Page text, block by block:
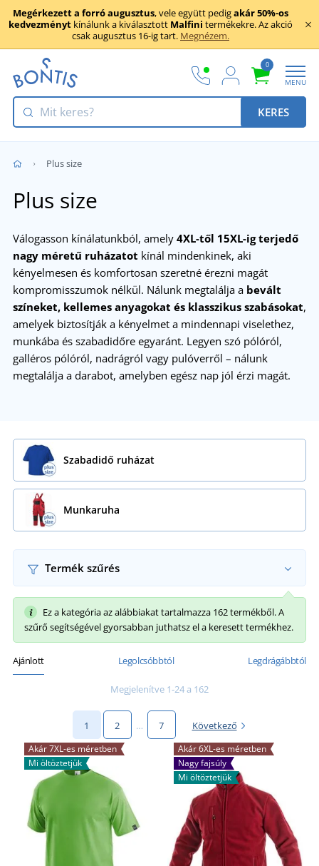
Megérkezett a forró augusztus, vele együtt pedigakár 50%-os
kedvezményt kínálunk a kiválasztott Malfini termékekre. Az akció
csak augusztus 16-ig tart. Megnézem.
0
MENU
KERES
Plus size
Plus size
Válogasson kínálatunkból, amely 4XL-től 15XL-ig terjedő
nagy méretű ruházatot kínál mindenkinek, aki
kényelmesen és komfortosan szeretné érezni magát
kompromisszumok nélkül. Nálunk megtalálja a bevált
színeket, kellemes anyagokat és klasszikus szabásokat,
amelyek biztosítják a kényelmet a mindennapi viselethez,
munkába és szabadidőre egyaránt. Legyen szó pólóról,
galléros pólóról, nadrágról vagy pulóverről – nálunk
megtalálja a darabot, amelyben egész nap jól érzi magát.
Szabadidő ruházat
Munkaruha
Termék szűrés
Ez a kategória az alábbiakat tartalmazza 162 termékből. A
szűrő segítségével gyorsabban juthatsz el a keresett termékhez.
Ajánlott Legolcsóbbtól Legdrágábbtól
Megjelenítve 1-24 a 162
1 2 … 7 Következő
Akár 7XL-es méretben
Mi öltöztetjük
Akár 6XL-es méretben
Nagy fajsúly
Mi öltöztetjük